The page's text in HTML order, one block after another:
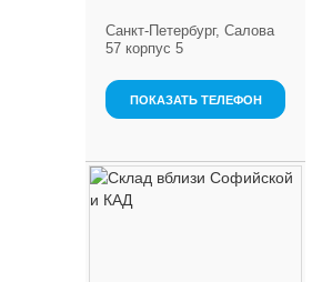
Санкт-Петербург, Салова
57 корпус 5
ПОКАЗАТЬ ТЕЛЕФОН